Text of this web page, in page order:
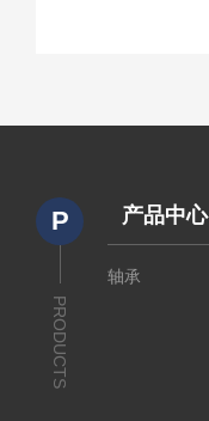
P
PRODUCTS
产品中心
轴承